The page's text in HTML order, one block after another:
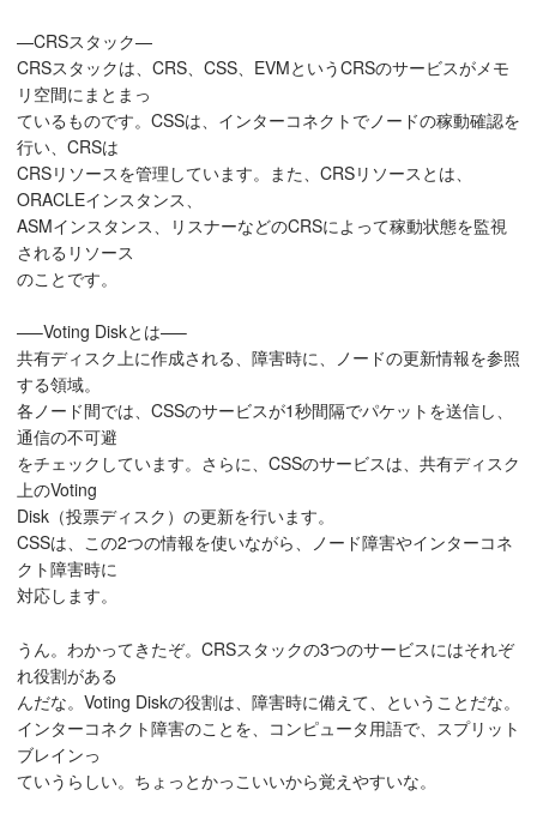
—CRSスタック—
CRSスタックは、CRS、CSS、EVMというCRSのサービスがメモ
リ空間にまとまっ
ているものです。CSSは、インターコネクトでノードの稼動確認を
行い、CRSは
CRSリソースを管理しています。また、CRSリソースとは、
ORACLEインスタンス、
ASMインスタンス、リスナーなどのCRSによって稼動状態を監視
されるリソース
のことです。
—–Voting Diskとは—–
共有ディスク上に作成される、障害時に、ノードの更新情報を参照
する領域。
各ノード間では、CSSのサービスが1秒間隔でパケットを送信し、
通信の不可避
をチェックしています。さらに、CSSのサービスは、共有ディスク
上のVoting
Disk（投票ディスク）の更新を行います。
CSSは、この2つの情報を使いながら、ノード障害やインターコネ
クト障害時に
対応します。
うん。わかってきたぞ。CRSスタックの3つのサービスにはそれぞ
れ役割がある
んだな。Voting Diskの役割は、障害時に備えて、ということだな。
インターコネクト障害のことを、コンピュータ用語で、スプリット
ブレインっ
ていうらしい。ちょっとかっこいいから覚えやすいな。